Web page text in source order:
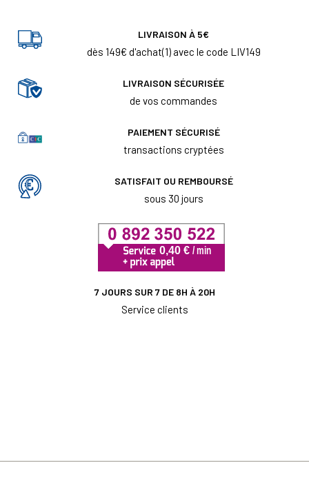
LIVRAISON À 5€
dès 149€ d'achat(1) avec le code LIV149
LIVRAISON SÉCURISÉE
de vos commandes
PAIEMENT SÉCURISÉ
transactions cryptées
SATISFAIT OU REMBOURSÉ
sous 30 jours
7 JOURS SUR 7 DE 8H À 20H
Service clients